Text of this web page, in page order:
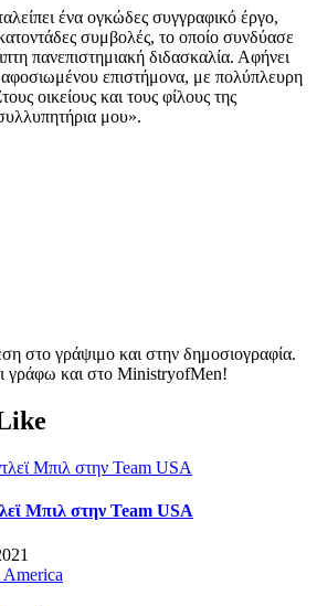
ένα ογκώδες συγγραφικό έργο,
συμβολές, το οποίο συνδύασε
πανεπιστημιακή διδασκαλία. Αφήνει
επιστήμονα, με πολύπλευρη
οικείους και τους φίλους της
μου».
στο γράψιμο και στην δημοσιογραφία.
γράφω και στο MinistryofMen!
Μπιλ στην Team USA